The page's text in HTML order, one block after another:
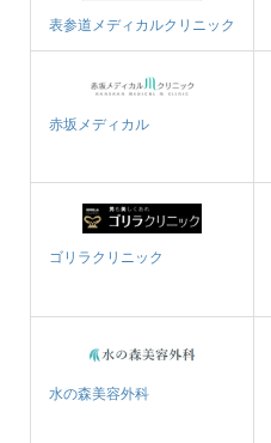
表参道メディカルクリニック
赤坂メディカル
ゴリラクリニック
水の森美容外科